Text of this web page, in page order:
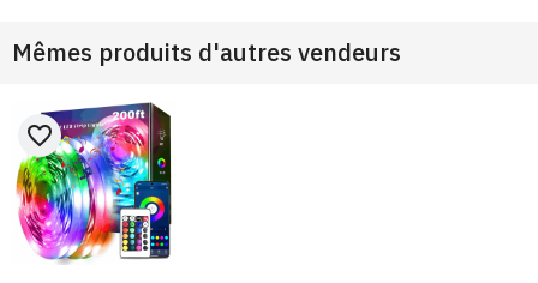
Mêmes produits d'autres vendeurs
favorite_border